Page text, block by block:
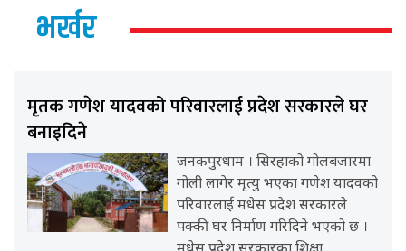
भर्खर
मृतक गणेश यादवको परिवारलाई प्रदेश सरकारले घर
बनाइदिने
जनकपुरधाम । सिरहाको गोलबजारमा
गोली लागेर मृत्यु भएका गणेश यादवको
परिवारलाई मधेस प्रदेश सरकारले
पक्की घर निर्माण गरिदिने भएको छ ।